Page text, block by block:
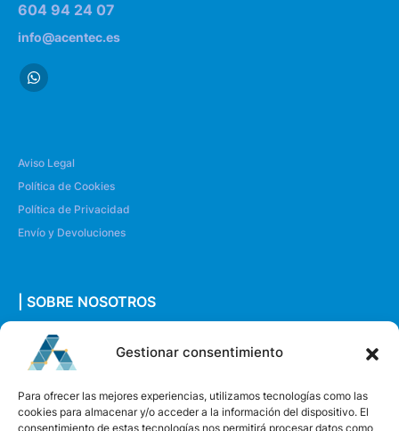
Gestionar consentimiento
Para ofrecer las mejores experiencias, utilizamos tecnologías como las
cookies para almacenar y/o acceder a la información del dispositivo. El
consentimiento de estas tecnologías nos permitirá procesar datos como
604 94 24 07
info@acentec.es
Aviso Legal
Política de Cookies
Política de Privacidad
Envío y Devoluciones
| SOBRE NOSOTROS
Quiénes somos
Envíanos un mensaje